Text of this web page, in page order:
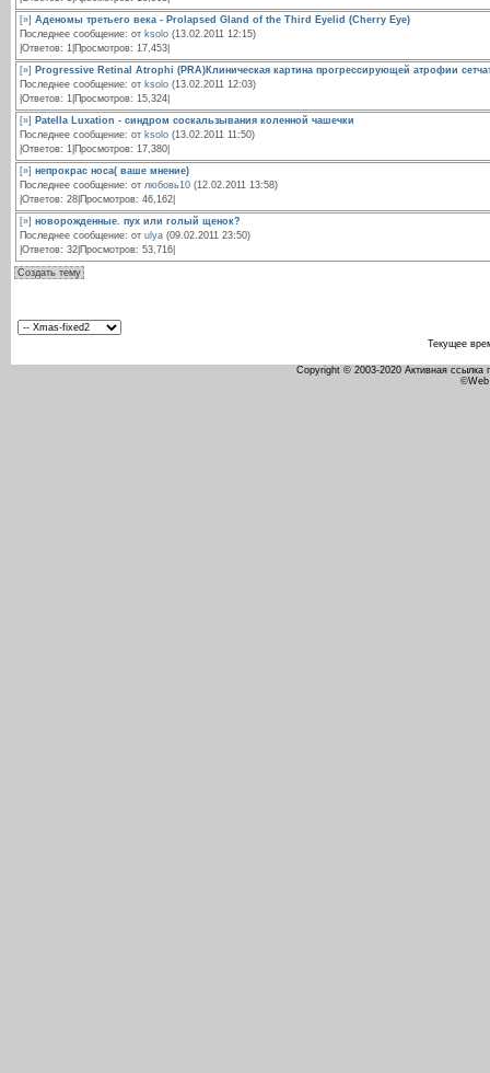
[»] Аденомы третьего века - Prolapsed Gland of the Third Eyelid (Cherry Eye)
Последнее сообщение: от ksolo (13.02.2011 12:15)
|Ответов: 1|Просмотров: 17,453|
[»]
Progressive Retinal Atrophi (PRA)Клиническая картина прогрессирующей атрофии
Последнее сообщение: от ksolo (13.02.2011 12:03)
|Ответов: 1|Просмотров: 15,324|
[»]
Patella Luxation - синдром соскальзывания коленной чашечки
Последнее сообщение: от ksolo (13.02.2011 11:50)
|Ответов: 1|Просмотров: 17,380|
[»] непрокрас носа( ваше мнение)
Последнее сообщение: от любовь10 (12.02.2011 13:58)
|Ответов: 28|Просмотров: 46,162|
[»] новорожденные. пух или голый щенок?
Последнее сообщение: от ulya (09.02.2011 23:50)
|Ответов: 32|Просмотров: 53,716|
Создать тему
Текущее
Copyright © 2003-2020 Активная ссылка